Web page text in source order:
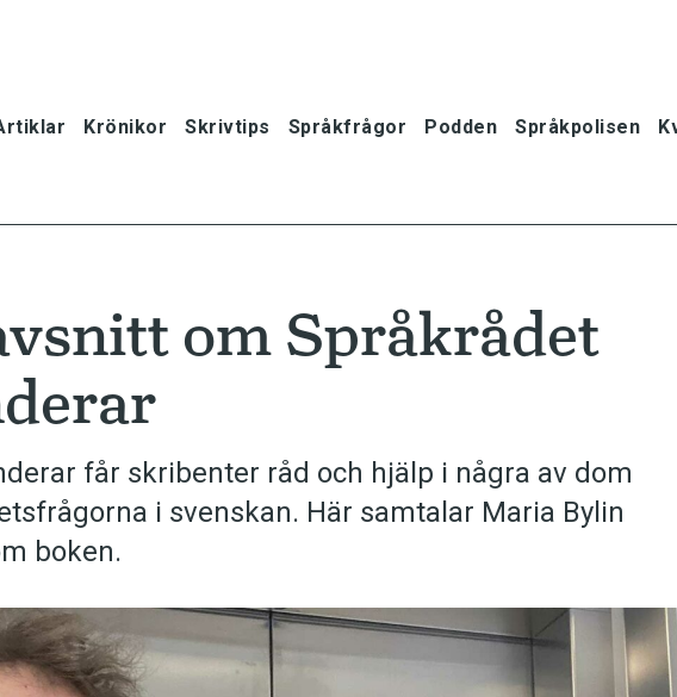
Krönikor Skrivtips Språkfrågor Podden Språkpolisen
Krönikor
Språkfrågor
Skrivtips
Bokrecensioner
Podden
om Språkrådet
får skribenter råd och hjälp i några av dom
i svenskan. Här samtalar Maria Bylin
boken.